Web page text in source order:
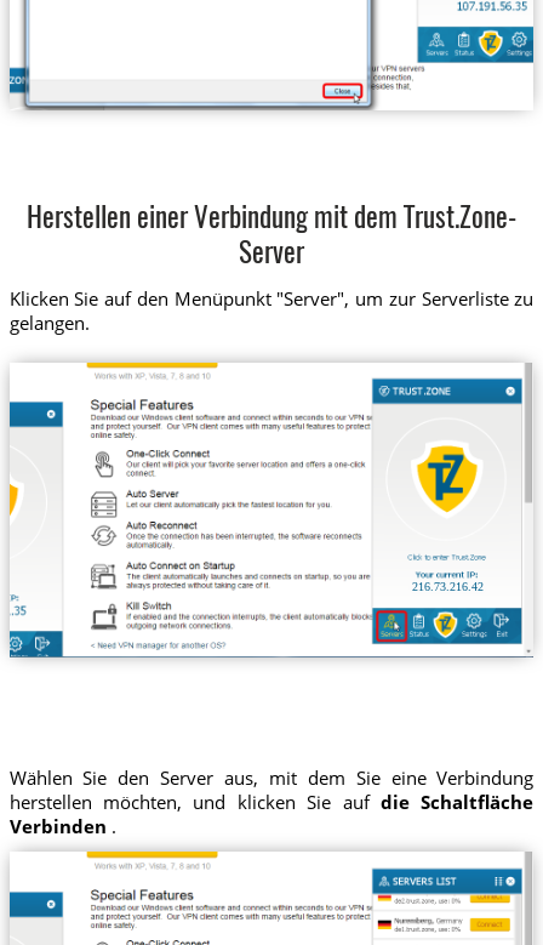
Herstellen einer Verbindung mit dem Trust.Zone-
Server
Klicken Sie auf den Menüpunkt "Server", um zur Serverliste zu
gelangen.
216.73.216.42
Wählen Sie den Server aus, mit dem Sie eine Verbindung
herstellen möchten, und klicken Sie aufdie Schaltfläche
Verbinden .